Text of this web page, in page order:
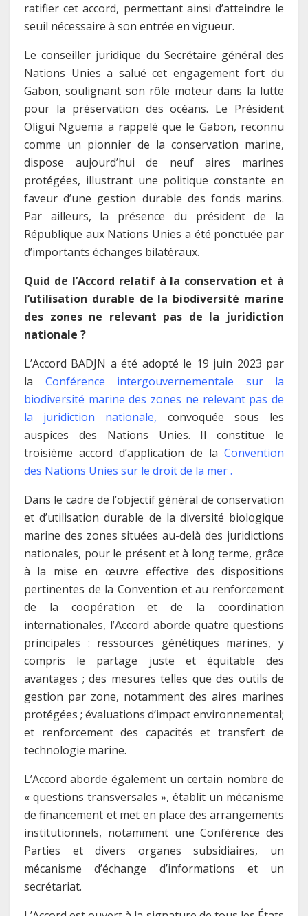
ratifier cet accord, permettant ainsi d’atteindre le
seuil nécessaire à son entrée en vigueur.
Le conseiller juridique du Secrétaire général des
Nations Unies a salué cet engagement fort du
Gabon, soulignant son rôle moteur dans la lutte
pour la préservation des océans. Le Président
Oligui Nguema a rappelé que le Gabon, reconnu
comme un pionnier de la conservation marine,
dispose aujourd’hui de neuf aires marines
protégées, illustrant une politique constante en
faveur d’une gestion durable des fonds marins.
Par ailleurs, la présence du président de la
République aux Nations Unies a été ponctuée par
d’importants échanges bilatéraux.
Quid de l’Accord relatif à la conservation et à
l’utilisation durable de la biodiversité marine
des zones ne relevant pas de la juridiction
nationale ?
L’Accord BADJN a été adopté le 19 juin 2023 par
la Conférence intergouvernementale sur la
biodiversité marine des zones ne relevant pas de
la juridiction nationale,
convoquée sous les
auspices des Nations Unies. Il constitue le
troisième accord d’application de la Convention
des Nations Unies sur le droit de la mer.
Dans le cadre de l’objectif général de conservation
et d’utilisation durable de la diversité biologique
marine des zones situées au-delà des juridictions
nationales, pour le présent et à long terme, grâce
à la mise en œuvre effective des dispositions
pertinentes de la Convention et au renforcement
de la coopération et de la coordination
internationales, l’Accord aborde quatre questions
principales : ressources génétiques marines, y
compris le partage juste et équitable des
avantages ; des mesures telles que des outils de
gestion par zone, notamment des aires marines
protégées ; évaluations d’impact environnemental;
et renforcement des capacités et transfert de
technologie marine.
L’Accord aborde également un certain nombre de
« questions transversales », établit un mécanisme
de financement et met en place des arrangements
institutionnels, notamment une Conférence des
Parties et divers organes subsidiaires, un
mécanisme d’échange d’informations et un
secrétariat.